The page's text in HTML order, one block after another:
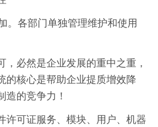
。各部门单独管理维护和使用
必然是企业发展的重中之重，
的核心是帮助企业提质增效降
造的竞争力！
许可证服务、模块、用户、机器